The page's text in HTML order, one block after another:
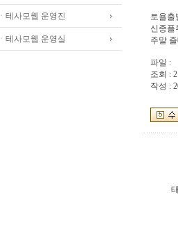
ㆍ테사모웹 운영진
ㆍ테사모웹 운영실
토욜출
신종플
주말
파일 :
조회 :
작성 :